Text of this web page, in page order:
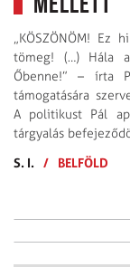
mellett
„KÖSZÖNÖM! Ez
tömeg! (…) Hála
Őbenne!” – írta
támogatására
A politikust Pál
tárgyalás
S. I.
/ BELFÖLD